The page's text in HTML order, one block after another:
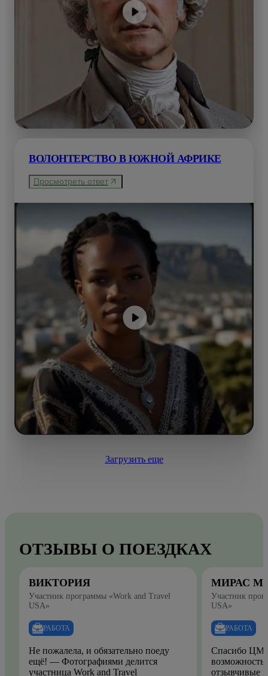
ВОЛОНТЕРСТВО В ЮЖНОЙ АФРИКЕ
Просмотреть ответ
Загрузить еще
ОТЗЫВЫ О ПОЕЗДКАХ
ВИКТОРИЯ
Участник программы «Work and Travel
USA»
РАБОТА
Не пожалела, и обязательно поеду
ещё! — Фотографиями делится
участница Work and Travel
МИРАС
Участник
USA»
РАБОТА
Спасибо ЦМО
отзывчивые